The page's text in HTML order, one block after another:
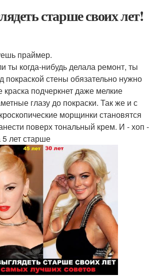
старше своих лет!
праймер.
ты когда-нибудь делала ремонт, ты
покраской стены обязательно нужно
краска подчеркнет даже мелкие
глазу до покраски. Так же и с
морщинки становятся
поверх тональный крем. И - хоп -
лет старше